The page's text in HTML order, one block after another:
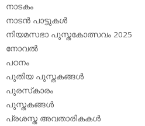
നാടകം
നാടന്‍ പാട്ടുകള്‍
നിയമസഭാ പുസ്തകോത്സവം 2025
നോവല്‍
പഠനം
പുതിയ പുസ്തകങ്ങള്‍
പുരസ്‌കാരം
പുസ്തകങ്ങള്‍
പ്രശസ്ത അവതാരികകള്‍